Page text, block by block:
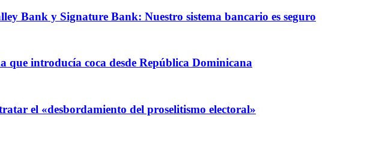
Bank y Signature Bank: Nuestro sistema bancario es seguro
que introducía coca desde República Dominicana
el «desbordamiento del proselitismo electoral»